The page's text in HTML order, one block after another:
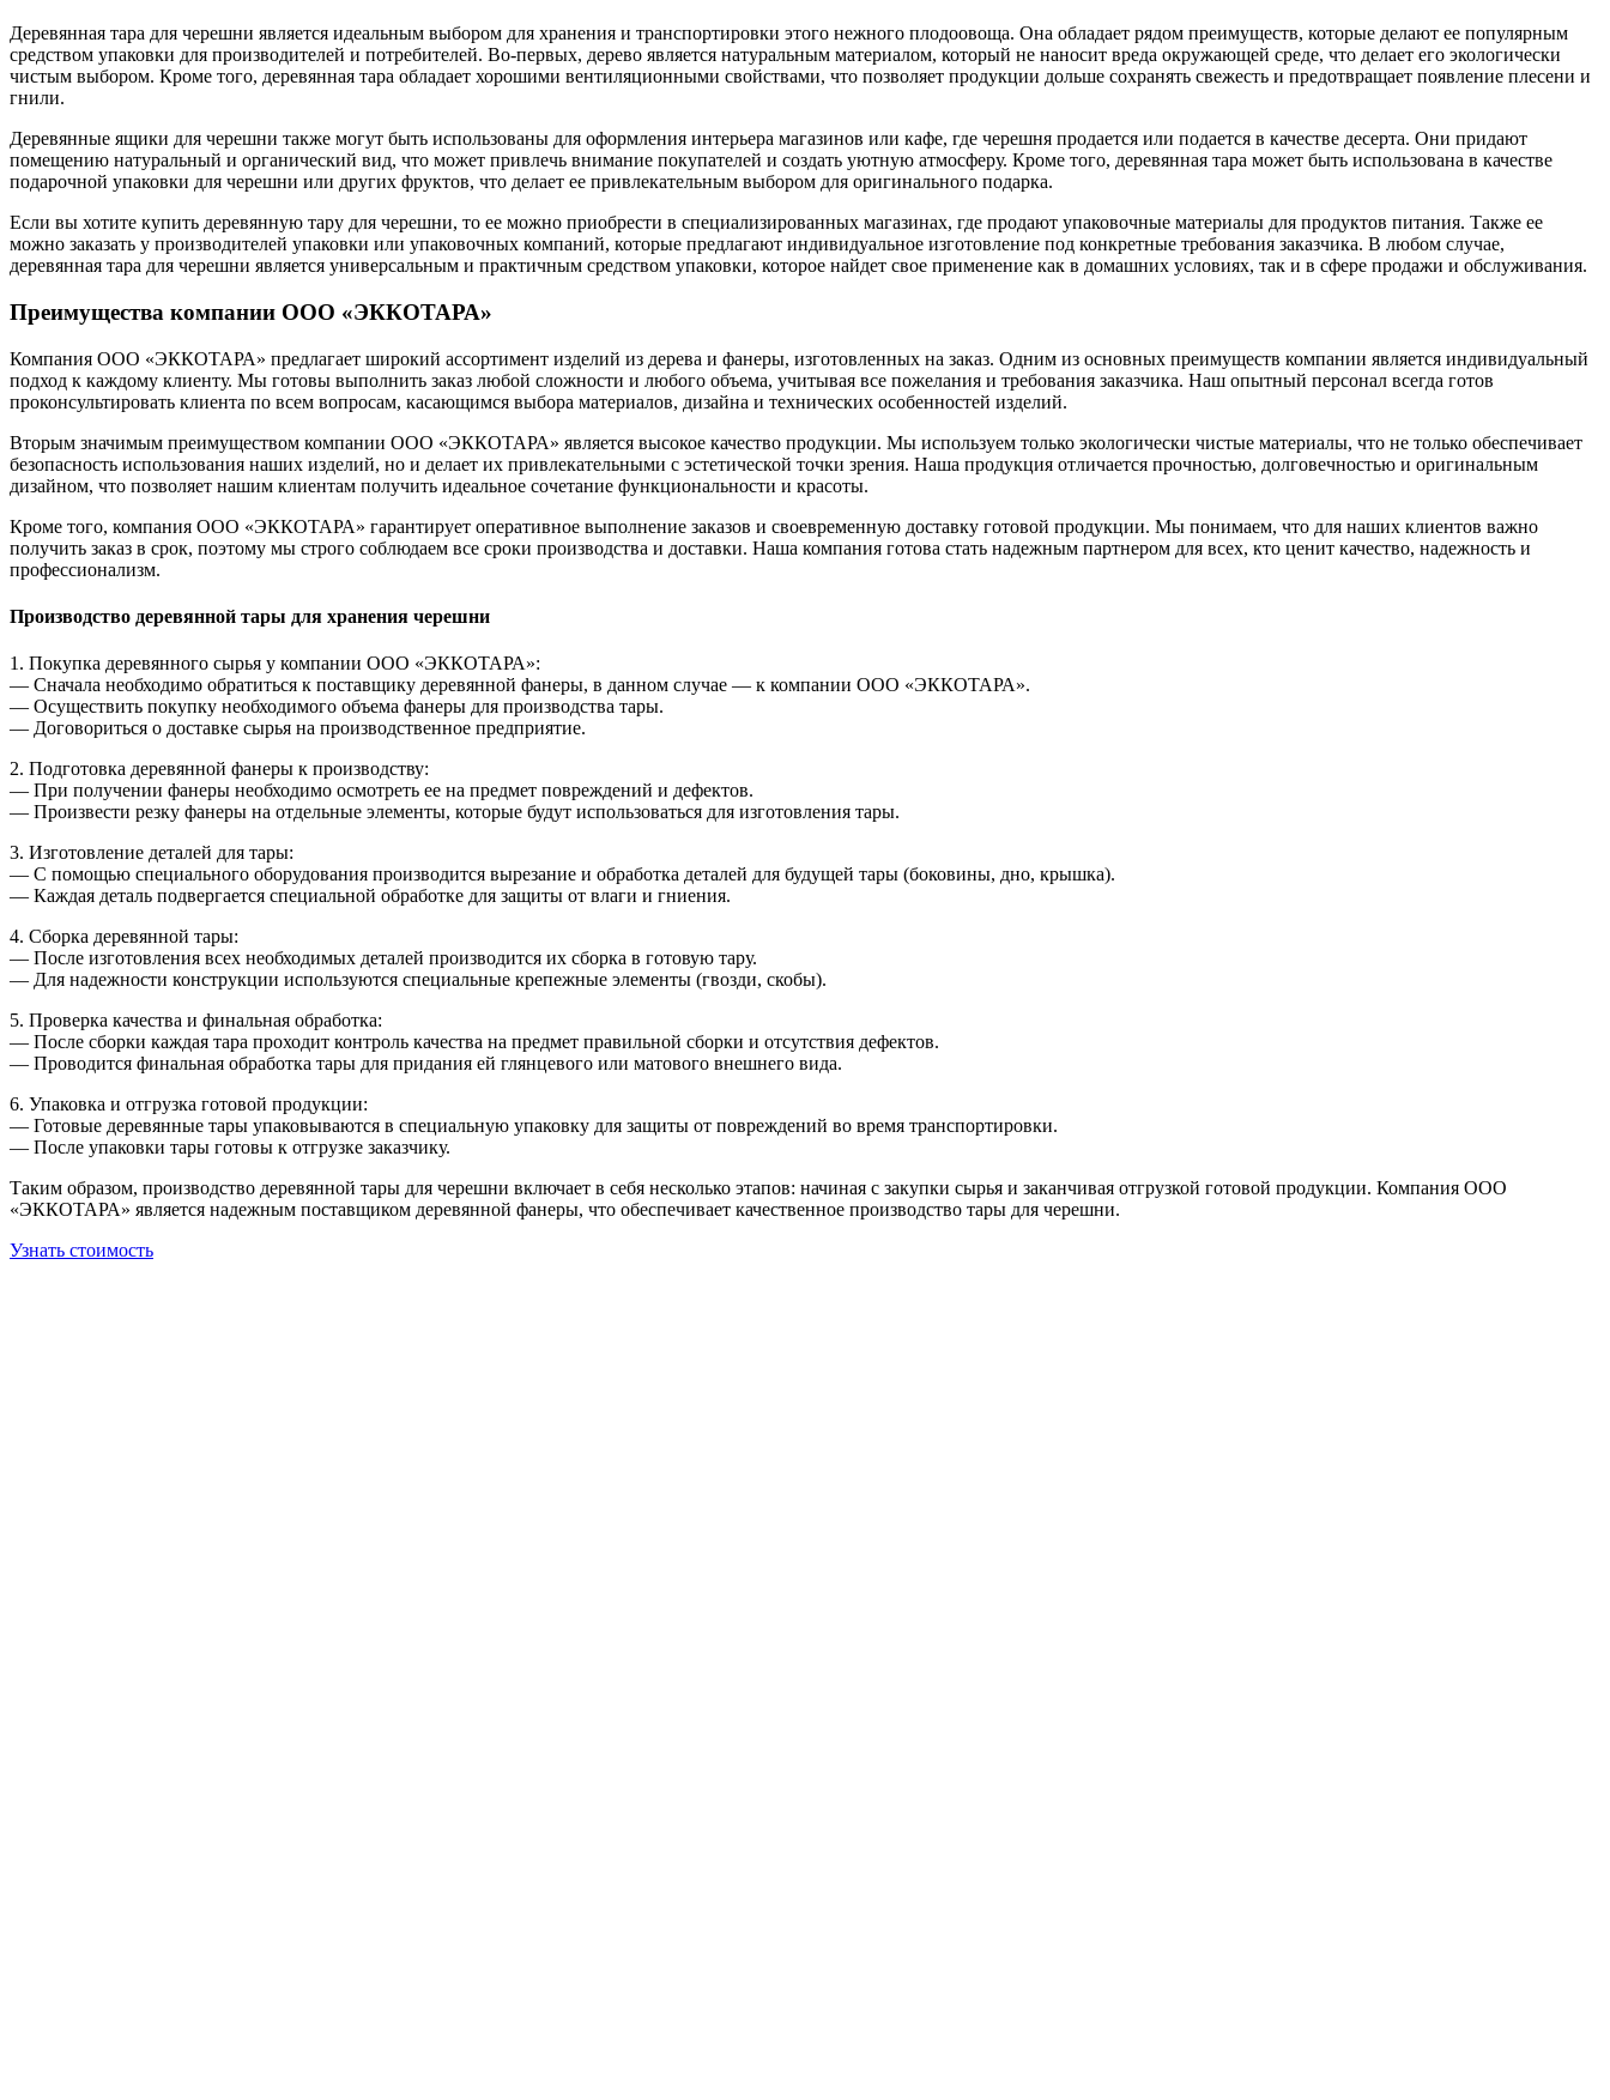
Деревянная тара для черешни является идеальным выбором для хранения и транспортировки этого нежного плодоовоща. Она обладает рядом преимуществ, которые делают ее популярным
средством упаковки для производителей и потребителей. Во-первых, дерево является натуральным материалом, который не наносит вреда окружающей среде, что делает его экологически
чистым выбором. Кроме того, деревянная тара обладает хорошими вентиляционными свойствами, что позволяет продукции дольше сохранять свежесть и предотвращает появление плесени и
гнили.
Деревянные ящики для черешни также могут быть использованы для оформления интерьера магазинов или кафе, где черешня продается или подается в качестве десерта. Они придают
помещению натуральный и органический вид, что может привлечь внимание покупателей и создать уютную атмосферу. Кроме того, деревянная тара может быть использована в качестве
подарочной упаковки для черешни или других фруктов, что делает ее привлекательным выбором для оригинального подарка.
Если вы хотите купить деревянную тару для черешни, то ее можно приобрести в специализированных магазинах, где продают упаковочные материалы для продуктов питания. Также ее
можно заказать у производителей упаковки или упаковочных компаний, которые предлагают индивидуальное изготовление под конкретные требования заказчика. В любом случае,
деревянная тара для черешни является универсальным и практичным средством упаковки, которое найдет свое применение как в домашних условиях, так и в сфере продажи и обслуживания.
Преимущества компании ООО «ЭККОТАРА»
Компания ООО «ЭККОТАРА» предлагает широкий ассортимент изделий из дерева и фанеры, изготовленных на заказ. Одним из основных преимуществ компании является индивидуальный
подход к каждому клиенту. Мы готовы выполнить заказ любой сложности и любого объема, учитывая все пожелания и требования заказчика. Наш опытный персонал всегда готов
проконсультировать клиента по всем вопросам, касающимся выбора материалов, дизайна и технических особенностей изделий.
Вторым значимым преимуществом компании ООО «ЭККОТАРА» является высокое качество продукции. Мы используем только экологически чистые материалы, что не только обеспечивает
безопасность использования наших изделий, но и делает их привлекательными с эстетической точки зрения. Наша продукция отличается прочностью, долговечностью и оригинальным
дизайном, что позволяет нашим клиентам получить идеальное сочетание функциональности и красоты.
Кроме того, компания ООО «ЭККОТАРА» гарантирует оперативное выполнение заказов и своевременную доставку готовой продукции. Мы понимаем, что для наших клиентов важно
получить заказ в срок, поэтому мы строго соблюдаем все сроки производства и доставки. Наша компания готова стать надежным партнером для всех, кто ценит качество, надежность и
профессионализм.
Производство деревянной тары для хранения черешни
1. Покупка деревянного сырья у компании ООО «ЭККОТАРА»:
— Сначала необходимо обратиться к поставщику деревянной фанеры, в данном случае — к компании ООО «ЭККОТАРА».
— Осуществить покупку необходимого объема фанеры для производства тары.
— Договориться о доставке сырья на производственное предприятие.
2. Подготовка деревянной фанеры к производству:
— При получении фанеры необходимо осмотреть ее на предмет повреждений и дефектов.
— Произвести резку фанеры на отдельные элементы, которые будут использоваться для изготовления тары.
3. Изготовление деталей для тары:
— С помощью специального оборудования производится вырезание и обработка деталей для будущей тары (боковины, дно, крышка).
— Каждая деталь подвергается специальной обработке для защиты от влаги и гниения.
4. Сборка деревянной тары:
— После изготовления всех необходимых деталей производится их сборка в готовую тару.
— Для надежности конструкции используются специальные крепежные элементы (гвозди, скобы).
5. Проверка качества и финальная обработка:
— После сборки каждая тара проходит контроль качества на предмет правильной сборки и отсутствия дефектов.
— Проводится финальная обработка тары для придания ей глянцевого или матового внешнего вида.
6. Упаковка и отгрузка готовой продукции:
— Готовые деревянные тары упаковываются в специальную упаковку для защиты от повреждений во время транспортировки.
— После упаковки тары готовы к отгрузке заказчику.
Таким образом, производство деревянной тары для черешни включает в себя несколько этапов: начиная с закупки сырья и заканчивая отгрузкой готовой продукции. Компания ООО
«ЭККОТАРА» является надежным поставщиком деревянной фанеры, что обеспечивает качественное производство тары для черешни.
Узнать стоимость